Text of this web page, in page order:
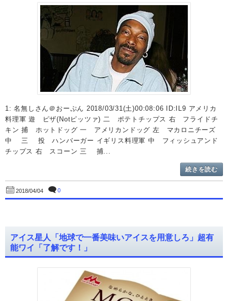
1: 名無しさん＠おーぷん 2018/03/31(土)00:08:06 ID:IL9 アメリカ
料理軍 遊 ピザ(Notピッツァ) 二 ポテトチップス 右 フライドチ
キン 捕 ホットドッグ 一 アメリカンドッグ 左 マカロニチーズ
中 三 投 ハンバーガー イギリス料理軍 中 フィッシュアンド
チップス 右 スコーン 三 捕...
続きを読む
2018/04/04 0
アイス星人「地球で一番美味いアイスを用意しろ」超有
能ワイ「了解です！」